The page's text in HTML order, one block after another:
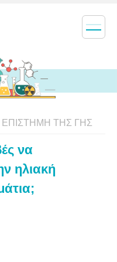
ΕΠΙΣΤΉΜΗ ΤΗΣ ΓΗΣ
να
ηλιακή